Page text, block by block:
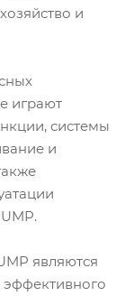
и
играют
системы
и
являются